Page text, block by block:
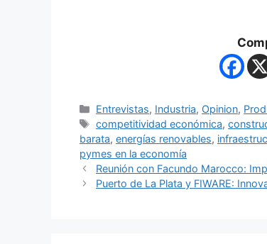
Entrevistas, Industria, Opinion,
competitividad económica,
barata, energías renovables,
pymes en la economía
Reunión con Facundo Marocco:
Puerto de La Plata y FIWARE: